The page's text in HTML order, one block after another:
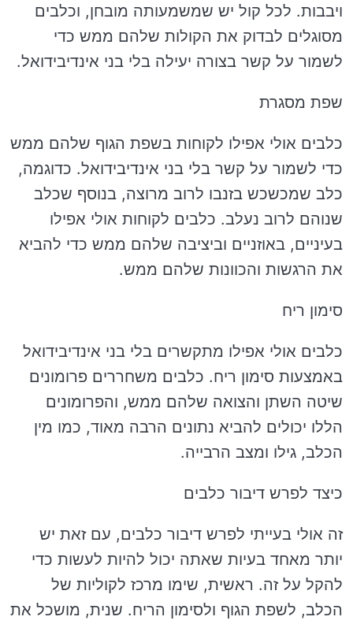
ויבבות. לכל קול יש שמשמעותה מובחן, וכלבים
מסוגלים לבדוק את הקולות שלהם ממש כדי
לשמור על קשר בצורה יעילה בלי בני אינדיבידואל.
שפת מסגרת
כלבים אולי אפילו לקוחות בשפת הגוף שלהם ממש
כדי לשמור על קשר בלי בני אינדיבידואל. כדוגמה,
כלב שמכשכש בזנבו לרוב מרוצה, בנוסף שכלב
שנוהם לרוב נעלב. כלבים לקוחות אולי אפילו
בעיניים, באוזניים וביציבה שלהם ממש כדי להביא
את הרגשות והכוונות שלהם ממש.
סימון ריח
כלבים אולי אפילו מתקשרים בלי בני אינדיבידואל
באמצעות סימון ריח. כלבים משחררים פרומונים
שיטה השתן והצואה שלהם ממש, והפרומונים
הללו יכולים להביא נתונים הרבה מאוד, כמו מין
הכלב, גילו ומצב הרבייה.
כיצד לפרש דיבור כלבים
זה אולי בעייתי לפרש דיבור כלבים, עם זאת יש
יותר מאחד בעיות שאתה יכול להיות לעשות כדי
להקל על זה. ראשית, שימו מרכז לקוליות של
הכלב, לשפת הגוף ולסימון הריח. שנית, מושכל את